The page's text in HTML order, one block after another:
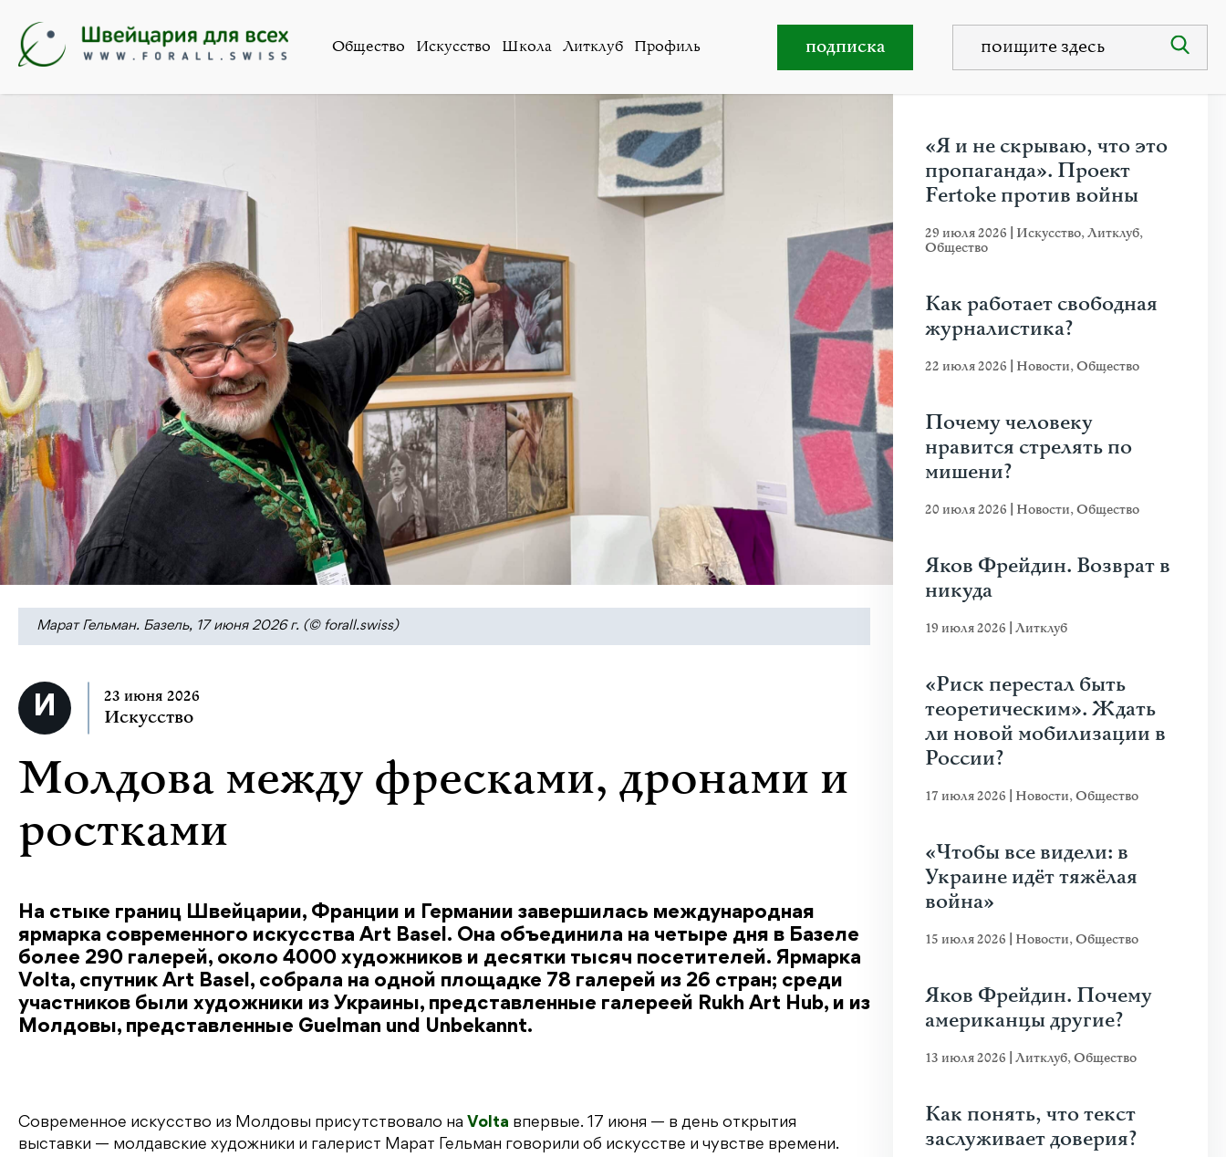
Общество Искусство Школа Литклуб Профиль подписка
Молдова между фресками, дронами и ростками
Марат Гельман. Базель, 17 июня 2026 г. (© forall.swiss)
23 июня 2026
Искусство
Молдова между фресками, дронами и
ростками
На стыке границ Швейцарии, Франции и Германии завершилась международная
ярмарка современного искусства Art Basel. Она объединила на четыре дня в Базеле
более 290 галерей, около 4000 художников и десятки тысяч посетителей. Ярмарка
Volta, спутник Art Basel, собрала на одной площадке 78 галерей из 26 стран; среди
участников были художники из Украины, представленные галереей Rukh Art Hub, и из
Молдовы, представленные Guelman und Unbekannt.
Современное искусство из Молдовы присутствовало на Volta впервые. 17 июня — в день открытия
выставки — молдавские художники и галерист Марат Гельман говорили об искусстве и чувстве времени.
«Я и не скрываю, что это
пропаганда». Проект
Fertoke против войны
29 июля 2026 Искусство,Литклуб,
Общество
Как работает свободная
журналистика?
22 июля 2026 Новости,Общество
Почему человеку
нравится стрелять по
мишени?
20 июля 2026 Новости,Общество
Яков Фрейдин. Возврат в
никуда
19 июля 2026 Литклуб
«Риск перестал быть
теоретическим». Ждать
ли новой мобилизации в
России?
17 июля 2026 Новости,Общество
«Чтобы все видели: в
Украине идёт тяжёлая
война»
15 июля 2026 Новости,Общество
Яков Фрейдин. Почему
американцы другие?
13 июля 2026 Литклуб,Общество
Как понять, что текст
заслуживает доверия?